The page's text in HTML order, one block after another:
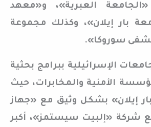
العبرية»، و«معهد
بار إيلان»، وكذلك مجموعة
سوروكا».
الإسرائيلية ببرامج بحثية
الأمنية والمخابرات، حيث
إيلان» بشكل وثيق مع «جهاز
«إلبيت سيستمز»، أكبر